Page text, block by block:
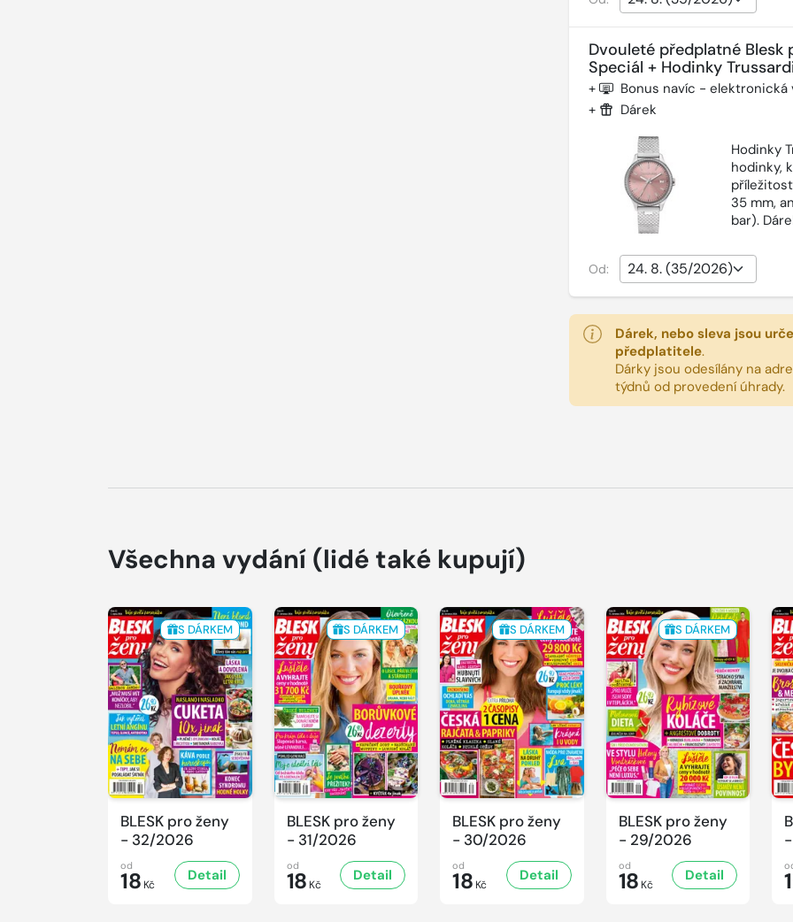
Dvouleté předplatné Blesk
Speciál + Hodinky
+ Bonus navíc - elektronická
+ Dárek
Hodinky
hodinky,
35 mm,
bar).
Od:
Dárek, nebo sleva jsou
předplatitele.
Dárky jsou odesílány na
týdnů od provedení úhrady.
Všechna vydání (lidé také kupují)
S DÁRKEM
BLESK pro ženy
- 32/2026
od
18 Kč
Detail
S DÁRKEM
BLESK pro ženy
- 31/2026
od
18 Kč
Detail
S DÁRKEM
BLESK pro ženy
- 30/2026
od
18 Kč
Detail
S DÁRKEM
BLESK pro ženy
- 29/2026
od
18 Kč
Detail